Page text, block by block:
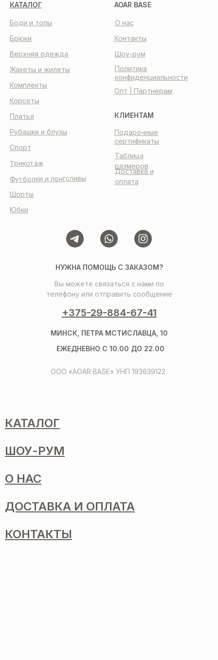
КАТАЛОГ
КЛИЕНТАМ
Таблица
размеров
Доставка и
оплата
Подарочные
сертификаты
НУЖНА ПОМОЩЬ С ЗАКАЗОМ?
Вы можете связаться с нами по
телефону или отправить сообщение
+375-29-884-67-41
ООО «AOAR BASE» УНП 193639122
МИНСК, ПЕТРА МСТИСЛАВЦА, 10
ЕЖЕДНЕВНО С 10.00 ДО 22.00
AOAR BASE
О нас
Контакты
Шоу-рум
Политика
конфиденциальности
Опт | Партнерам
Корсеты
Платья
Боди и топы
Комплекты
Шорты
Спорт
Рубашки и блузы
Брюки
Жакеты и жилеты
Трикотаж
Футболки и лонгсливы
Верхняя одежда
Юбки
КАТАЛОГ
ШОУ-РУМ
О НАС
ДОСТАВКА И ОПЛАТА
КОНТАКТЫ